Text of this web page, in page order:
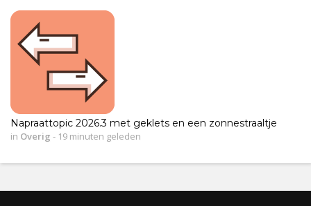
Napraattopic 2026.3 met geklets en een zonnestraaltje
in Overig - 19 minuten geleden